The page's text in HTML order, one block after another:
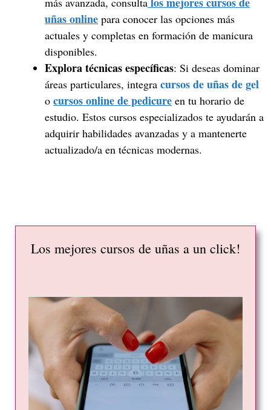
uñas online para conocer las opciones más
actuales y completas en formación de manicura
disponibles.
Explora técnicas específicas: Si deseas dominar
áreas particulares, integra cursos de uñas de gel
o cursos online de pedicure en tu horario de
estudio. Estos cursos especializados te ayudarán a
adquirir habilidades avanzadas y a mantenerte
actualizado/a en técnicas modernas.
Los mejores cursos de uñas a un click!